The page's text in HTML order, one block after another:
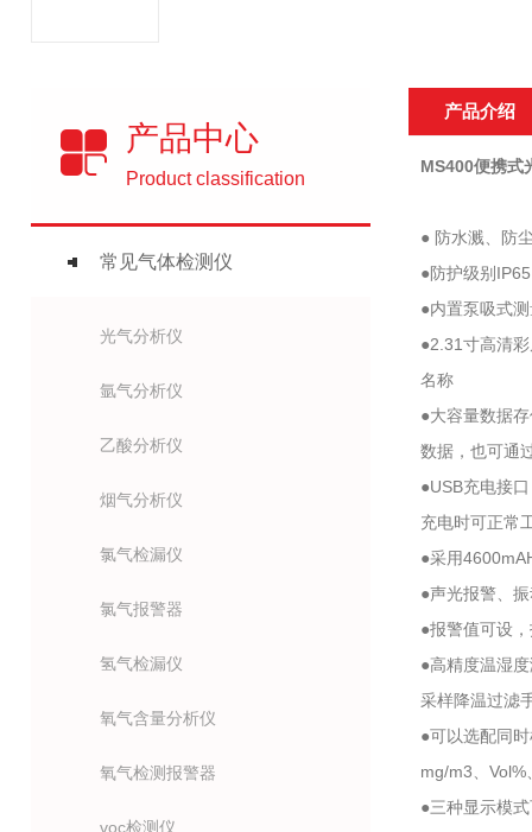
产品中心
Product classification
常见气体检测仪
光气分析仪
氩气分析仪
乙酸分析仪
烟气分析仪
氯气检漏仪
氯气报警器
氢气检漏仪
氧气含量分析仪
氧气检测报警器
voc检测仪
产品介绍
MS400便携式
● 防水溅、防
●防护级别
●内置泵吸式
●2.31寸高清
名称
●大容量数据
数据，也可通
●USB充电接
充电时可正常
●采用
●声光报警、
●报警值可设
●高精度温湿
采样降温过滤
●可以选配同
mg/m3、
●三种显示模